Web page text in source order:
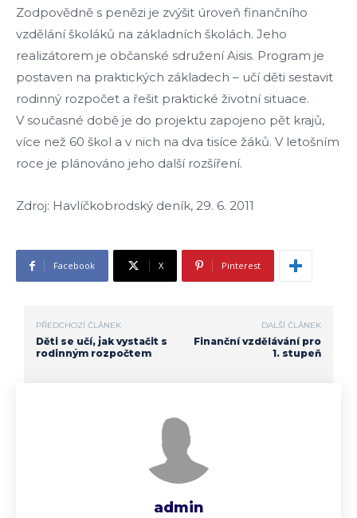
Zodpovědně s penězi je zvýšit úroveň finančního
vzdělání školáků na základních školách. Jeho
realizátorem je občanské sdružení Aisis. Program je
postaven na praktických základech – učí děti sestavit
rodinný rozpočet a řešit praktické životní situace.
V současné době je do projektu zapojeno pět krajů,
více než 60 škol a v nich na dva tisíce žáků. V letošním
roce je plánováno jeho další rozšíření.
Zdroj: Havlíčkobrodský deník, 29. 6. 2011
Facebook X Pinterest
PŘEDCHOZÍ ČLÁNEK
Děti se učí, jak vystačit s
rodinným rozpočtem
DALŠÍ ČLÁNEK
Finanční vzdělávání pro
1. stupeň
admin